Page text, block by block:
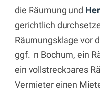
die Räumung und
gerichtlich
Räumungsklage vor
ggf. in Bochum, ein
ein vollstreckbares
Vermieter einen